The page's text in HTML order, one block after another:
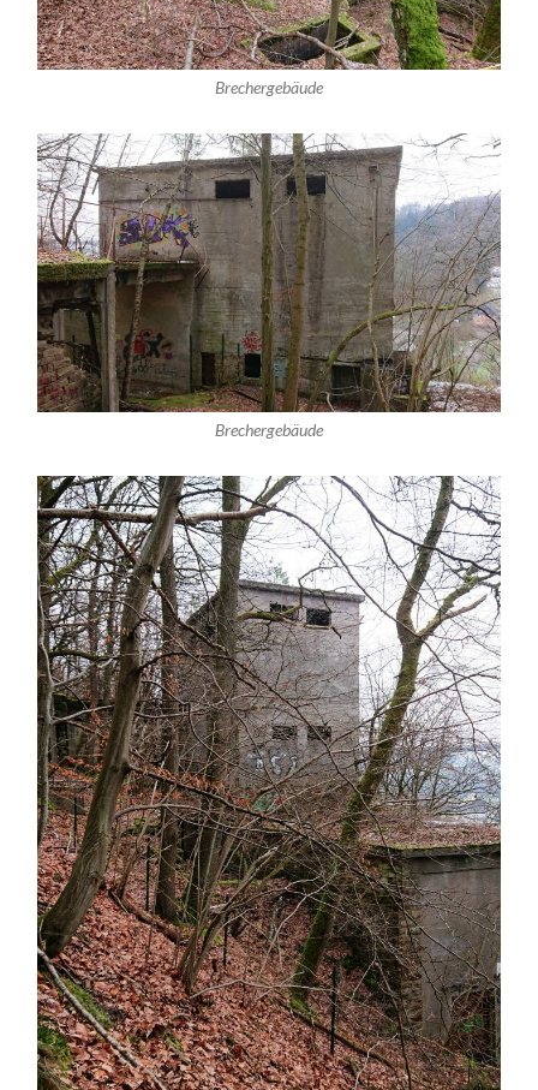
Brechergebäude
Brechergebäude